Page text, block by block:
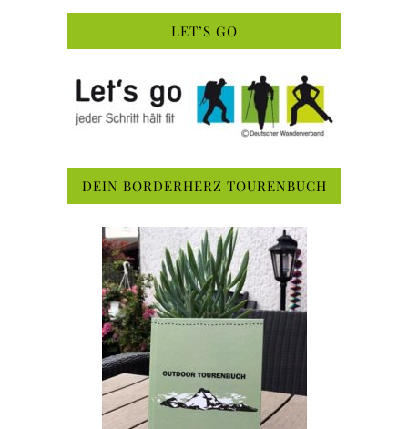
LET’S GO
DEIN BORDERHERZ TOURENBUCH